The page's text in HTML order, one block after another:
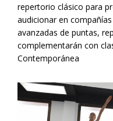
repertorio clásico para
audicionar en
avanzadas de puntas,
complementarán con
Contemporánea